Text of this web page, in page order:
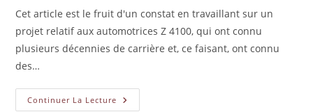
Cet article est le fruit d'un constat en travaillant sur un
projet relatif aux automotrices Z 4100, qui ont connu
plusieurs décennies de carrière et, ce faisant, ont connu
des…
Continuer La Lecture